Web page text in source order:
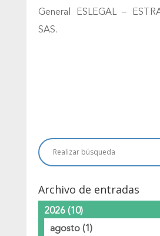
General ESLEGAL –
SAS.
Archivo de entradas
2026 (10)
agosto (1)